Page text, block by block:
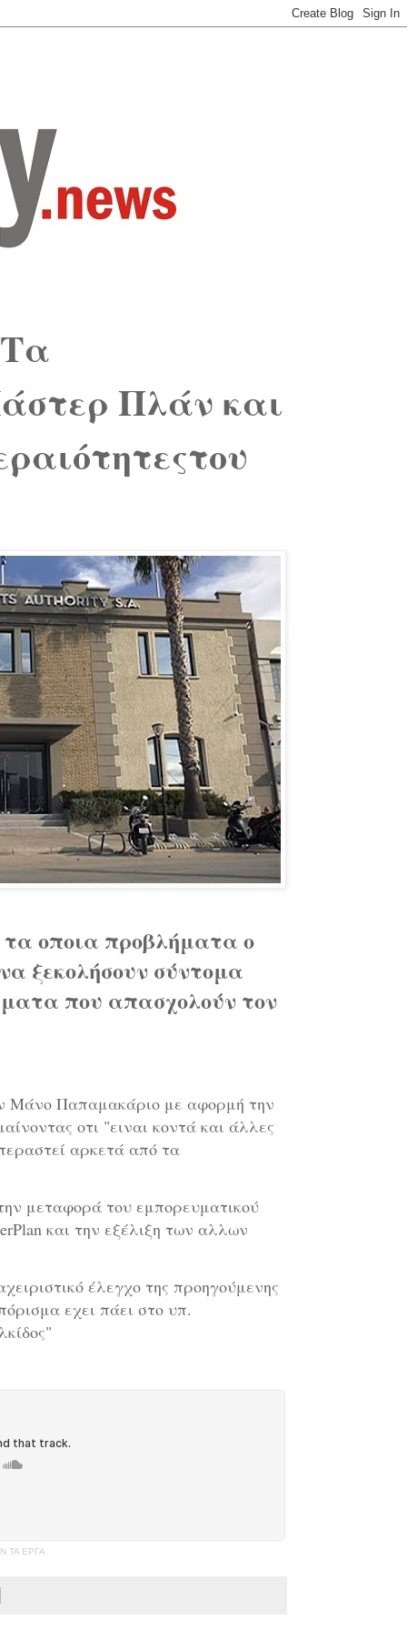
Πλάν και
οποια προβλήματα ο
ξεκολήσουν σύντομα
που απασχολούν τον
Μάνο Παπαμακάριο με αφορμή την
οτι "ειναι κοντά και άλλες
αρκετά από τα
μεταφορά του εμπορευματικού
και την εξέλιξη των αλλων
έλεγχο της προηγούμενης
εχει πάει στο υπ.
ΤΑ ΕΡΓΑ